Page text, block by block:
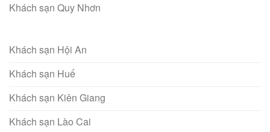
Khách sạn Quy Nhơn
Khách sạn Hội An
Khách sạn Huế
Khách sạn Kiên Giang
Khách sạn Lào Cai